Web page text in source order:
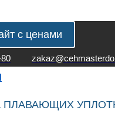
с ценами
ПЛАВАЮЩИХ